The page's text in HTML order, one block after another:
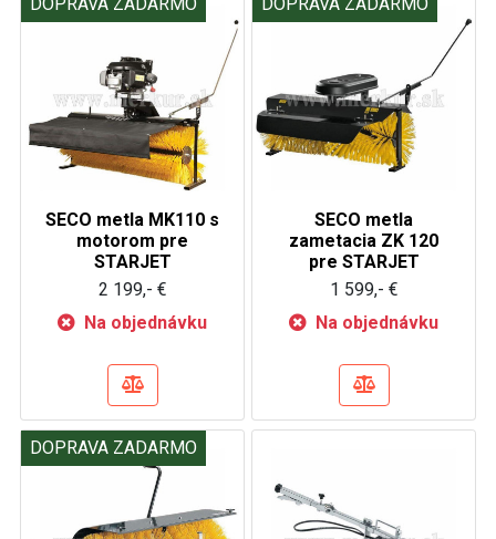
SECO metla MK110 s
motorom pre
STARJET
2 199,- €
Na objednávku
SECO metla
zametacia ZK 120
pre STARJET
1 599,- €
Na objednávku
DOPRAVA ZADARMO